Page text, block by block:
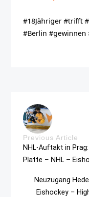
#18Jähriger #trifft
#Berlin
Previous Article
NHL-Auftakt in
Platte – NHL –
Neuzugang
Eishockey –